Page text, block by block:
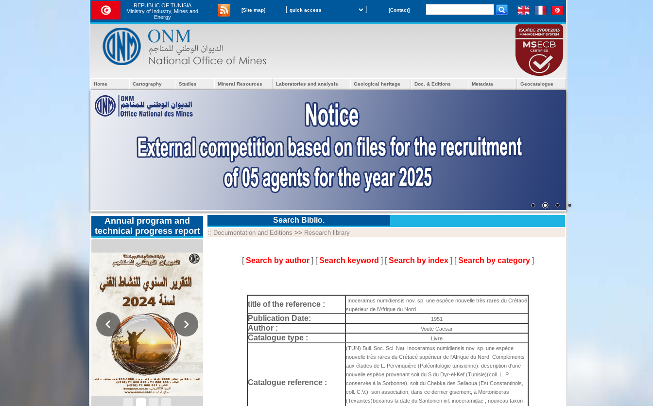
REPUBLIC OF TUNISIA
Ministry of Industry, Mines and
Energy
[Site map] [ ] [Contact]
Home Cartography Studies Mineral Resources Laboratories and analysis Geological heritage Doc. & Editions Metadata Geocatalogue
Annual program and
technical progress report
Activity Report 2024
Search Biblio.
:: Documentation and Editions >> Research library
[Search by author ] [Search keyword ] [Search by index ] [Search by category ]
title of the reference :
Inoceramus numidiensis nov. sp. une espèce nouvelle très rares du Crétacé
supérieur de l'Afrique du Nord.
Publication Date: 1951
Author : Voute Caesar
Catalogue type : Livre
Catalogue reference :
(TUN) Bull. Soc. Sci. Nat. Inoceramus numidiensis nov. sp. une espèce
nouvelle très rares du Crétacé supérieur de l'Afrique du Nord. Compléments
aux études de L. Pervinquière (Paléontologie tunisienne): description d'une
nouvelle espèce provenant soit du S du Dyr-el-Kef (Tunisie)(coll. L. P.
conservée à la Sorbonne), soit du Chebka des Sellaoua (Est Constantinois,
coll. C.V.): son association, dans ce dernier gisement, à Mortoniceras
(Texanites)bexanus la date du Santonien inf. inoceramidae ; nouveau taxon ;